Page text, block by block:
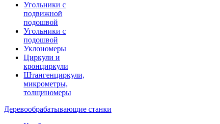
Угольники с
подвижной
подошвой
Угольники с
подошвой
Уклономеры
Циркули и
кронциркули
Штангенциркули,
микрометры,
толщиномеры
Деревообрабатывающие станки